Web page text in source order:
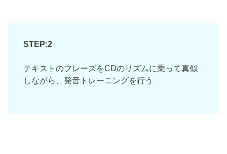
STEP:2
テキストのフレーズをCDのリズムに乗って真似
しながら、発音トレーニングを行う